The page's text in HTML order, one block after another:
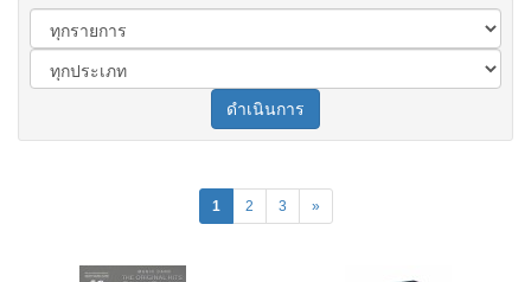
ดำเนินการ
1 2 3 »